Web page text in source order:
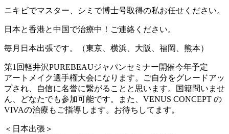
ニキビでマスター、シミで博士号取得の私お任せください。
日本と香港と中国で治療中！ご連絡ください。
毎月日本出張です。（東京、横浜、大阪、福岡、熊本）
第1回軽井沢PUREBEAUジャパンセミナー開催今年予定
アートメイク選手権大会になります。ご自分をグレードアッ
プされ、自信に名誉に繋がることと思います。国籍問いませ
ん、どなたでも参加可能です。また、VENUS CONCEPT の
VIVAの治療もご指導します。お待ちしてます。
＜日本出張＞